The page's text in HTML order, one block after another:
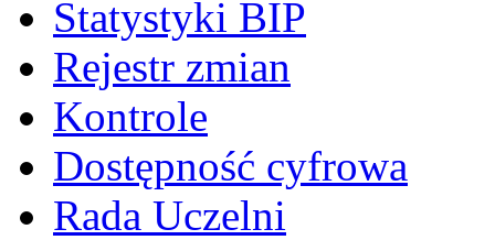
Statystyki BIP
Rejestr zmian
Kontrole
Dostępność cyfrowa
Rada Uczelni